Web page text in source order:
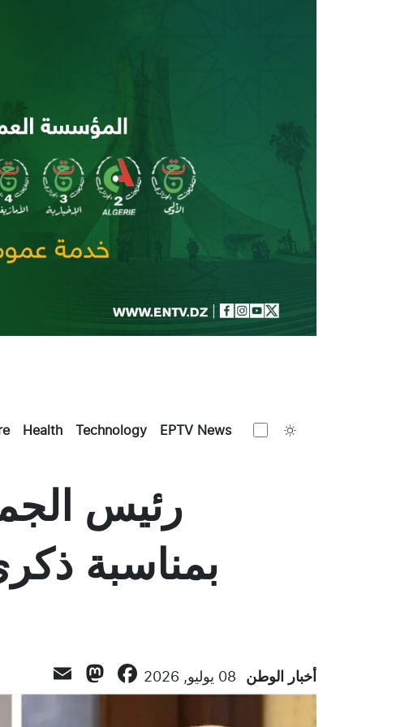
Health Technology EPTV News
رئيس
بمناسبة
أخبار الوطن 08 يوليو, 2026 Facebook